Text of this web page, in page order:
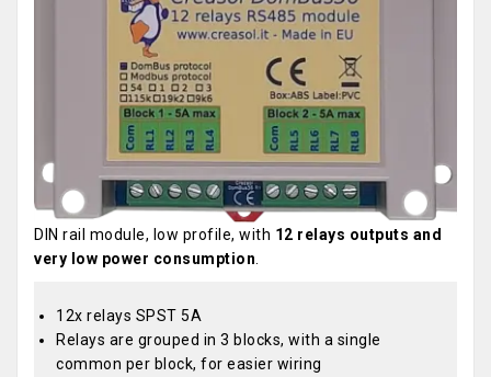
DIN rail module, low profile, with 12 relays outputs and
very low power consumption
12x relays SPST 5A
Relays are grouped in 3 blocks, with a single
common per block, for easier wiring